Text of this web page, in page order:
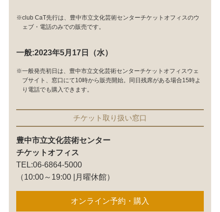
※club CaT先行は、豊中市立文化芸術センターチケットオフィスのウ
ェブ・電話のみでの販売です。
一般:2023年5月17日（水）
※一般発売初日は、豊中市立文化芸術センターチケットオフィスウェ
ブサイト、窓口にて10時から販売開始。同日残席がある場合15時よ
り電話でも購入できます。
チケット取り扱い窓口
豊中市立文化芸術センター
チケットオフィス
TEL:06-6864-5000
（10:00～19:00 |月曜休館）
オンライン予約・購入